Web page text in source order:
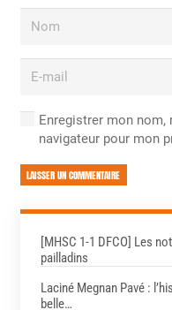
Enregistrer mon
navigateur pour mon
LAISSER UN COMMENTAIRE
[MHSC 1-1 DFCO] Les
pailladins
Laciné Megnan Pavé :
belle…